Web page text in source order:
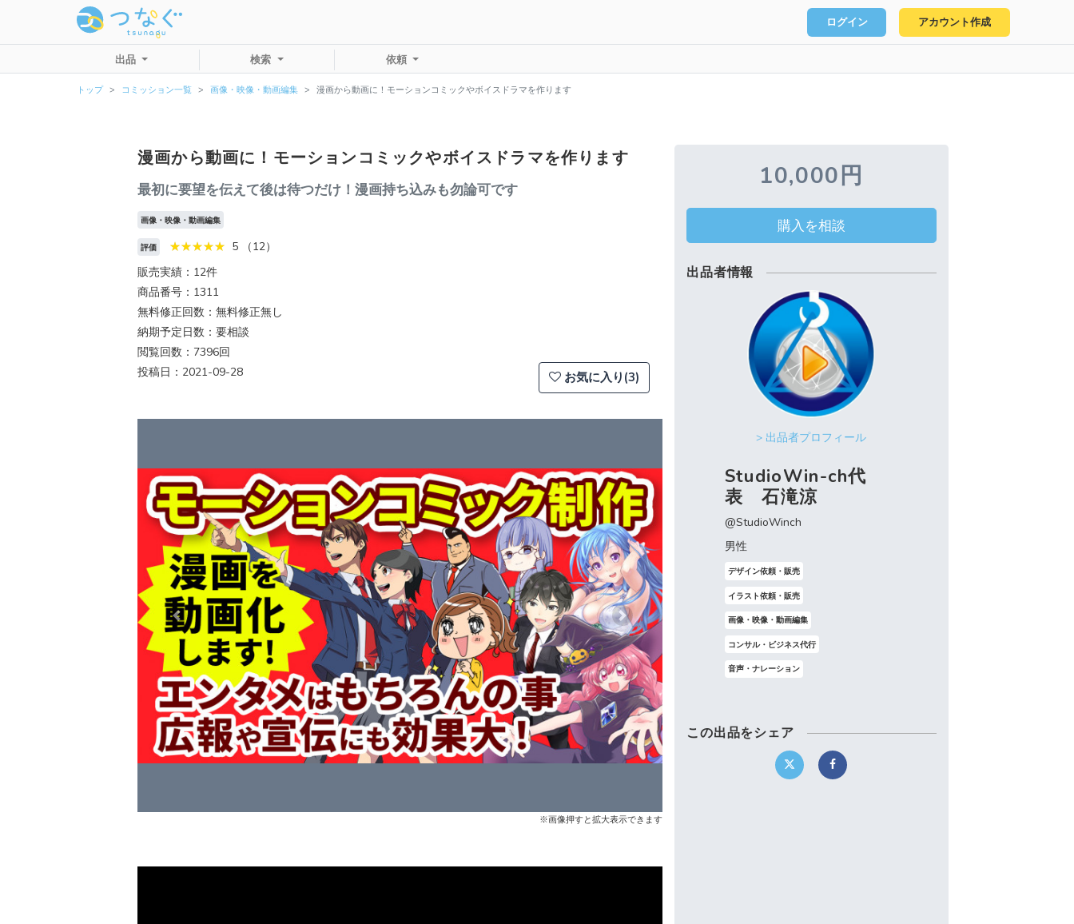
ログイン アカウント作成
出品 検索 依頼
トップ コミッション一覧 画像・映像・動画編集 漫画から動画に！モーションコミックやボイスドラマを作ります
漫画から動画に！モーションコミックやボイスドラマを作ります
最初に要望を伝えて後は待つだけ！漫画持ち込みも勿論可です
画像・映像・動画編集
評価
5 （12）
販売実績：12件
商品番号：1311
無料修正回数：無料修正無し
納期予定日数：要相談
閲覧回数：7396回
投稿日：2021-09-28
お気に入り(3)
Previous Next
※画像押すと拡大表示できます
10,000円
購入を相談
出品者情報
> 出品者プロフィール
StudioWin-ch代
表 石滝涼
@StudioWinch
男性
デザイン依頼・販売
イラスト依頼・販売
画像・映像・動画編集
コンサル・ビジネス代行
音声・ナレーション
この出品をシェア